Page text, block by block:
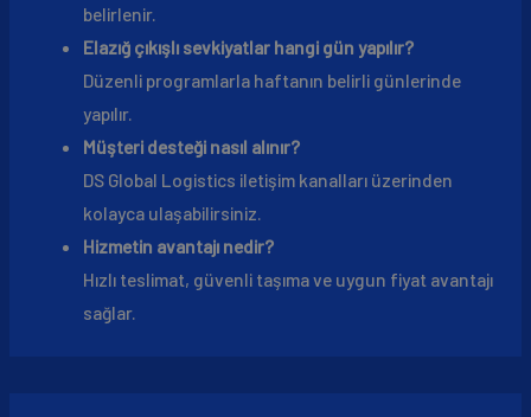
belirlenir.
Elazığ çıkışlı sevkiyatlar hangi gün yapılır?
Düzenli programlarla haftanın belirli günlerinde
yapılır.
Müşteri desteği nasıl alınır?
DS Global Logistics iletişim kanalları üzerinden
kolayca ulaşabilirsiniz.
Hizmetin avantajı nedir?
Hızlı teslimat, güvenli taşıma ve uygun fiyat avantajı
sağlar.